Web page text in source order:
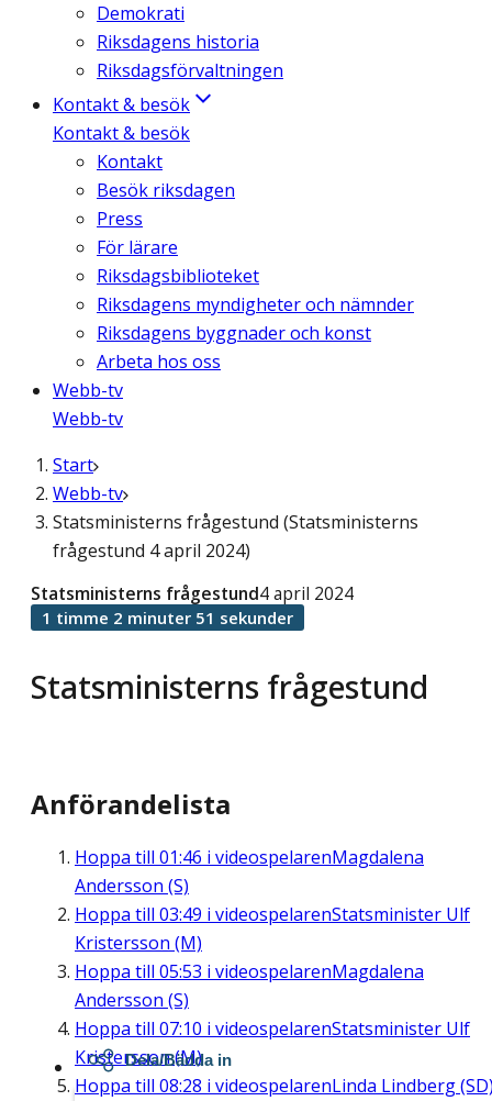
Demokrati
Riksdagens historia
Riksdagsförvaltningen
Kontakt & besök
Kontakt & besök
Kontakt
Besök riksdagen
Press
För lärare
Riksdagsbiblioteket
Riksdagens myndigheter och nämnder
Riksdagens byggnader och konst
Arbeta hos oss
Webb-tv
Webb-tv
Start
Webb-tv
Statsministerns frågestund (Statsministerns
frågestund 4 april 2024)
Statsministerns frågestund
Statsministerns frågestund4 april 2024
1 timme 2 minuter 51 sekunder
Anförandelista
Hoppa till 01:46 i videospelarenMagdalena
Andersson (S)
Hoppa till 03:49 i videospelarenStatsminister Ulf
Kristersson (M)
Hoppa till 05:53 i videospelarenMagdalena
Andersson (S)
Hoppa till 07:10 i videospelarenStatsminister Ulf
Kristersson (M)
Hoppa till 08:28 i videospelarenLinda Lindberg
Dela/Bädda in